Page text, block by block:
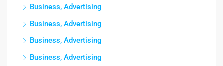
Business, Advertising
Business, Advertising
Business, Advertising
Business, Advertising